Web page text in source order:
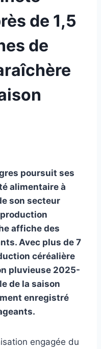
de 1,5
de
poursuit ses
alimentaire à
son secteur
affiche des
Avec plus de 7
céréalière
pluvieuse 2025-
de la saison
enregistré
engagée du